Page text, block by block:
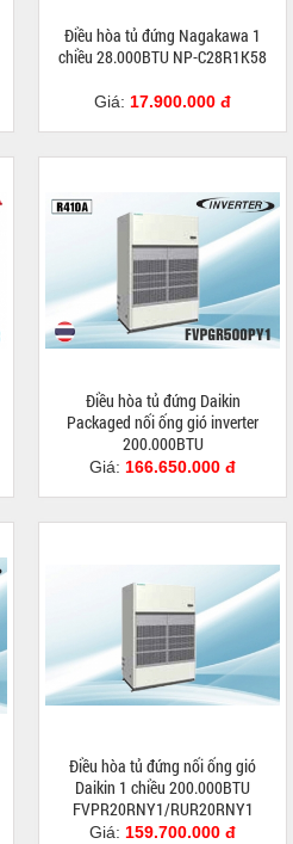
Điều hòa tủ đứng Nagakawa 1
chiều 28.000BTU NP-C28R1K58
Giá: 17.900.000 đ
Điều hòa tủ đứng Daikin
Packaged nối ống gió inverter
200.000BTU
FVPR500QY1/RZUR500QY1
Giá: 166.650.000 đ
Điều hòa tủ đứng nối ống gió
Daikin 1 chiều 200.000BTU
FVPR20RNY1/RUR20RNY1
Giá: 159.700.000 đ